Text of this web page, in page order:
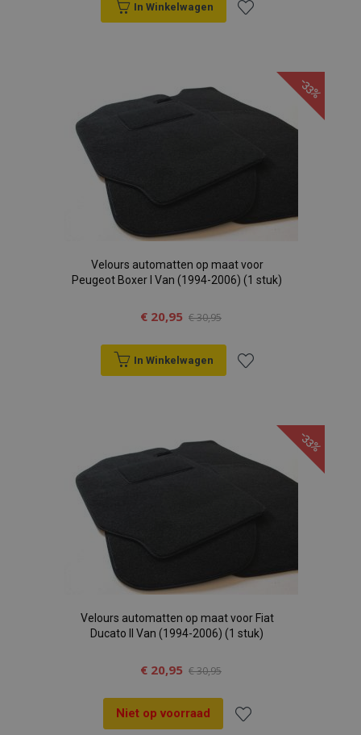
In Winkelwagen
aan
verlanglijst
-33%
Velours automatten op maat voor
Peugeot Boxer I Van (1994-2006) (1 stuk)
€ 20,95 € 30,95
In Winkelwagen
aan
verlanglijst
-33%
Velours automatten op maat voor Fiat
Ducato II Van (1994-2006) (1 stuk)
€ 20,95 € 30,95
Niet op voorraad